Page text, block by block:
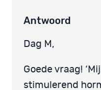
Antwoord
Dag M,
Goede vraag!
stimulerend